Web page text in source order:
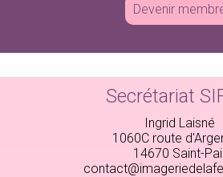
Devenir
Secrétariat
Ingrid Laisné
1060C route
14670 Saint-